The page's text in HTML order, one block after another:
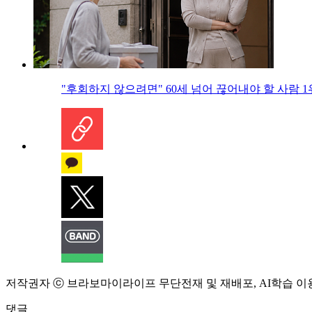
"후회하지 않으려면" 60세 넘어 끊어내야 할 사람 1
저작권자 ⓒ 브라보마이라이프 무단전재 및 재배포, AI학습 이
댓글